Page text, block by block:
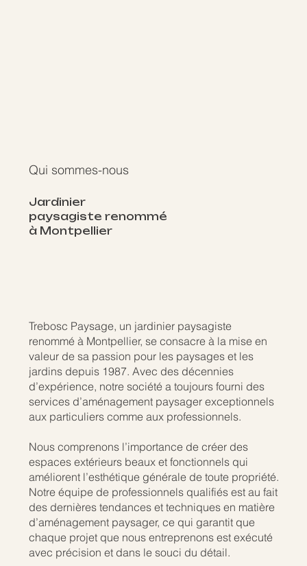
Qui sommes-nous
Jardinier
paysagiste renommé
à Montpellier
Trebosc Paysage, un jardinier paysagiste
renommé à Montpellier, se consacre à la mise en
valeur de sa passion pour les paysages et les
jardins depuis 1987. Avec des décennies
d’expérience, notre société a toujours fourni des
services d’aménagement paysager exceptionnels
aux particuliers comme aux professionnels.
Nous comprenons l’importance de créer des
espaces extérieurs beaux et fonctionnels qui
améliorent l’esthétique générale de toute propriété.
Notre équipe de professionnels qualifiés est au fait
des dernières tendances et techniques en matière
d’aménagement paysager, ce qui garantit que
chaque projet que nous entreprenons est exécuté
avec précision et dans le souci du détail.